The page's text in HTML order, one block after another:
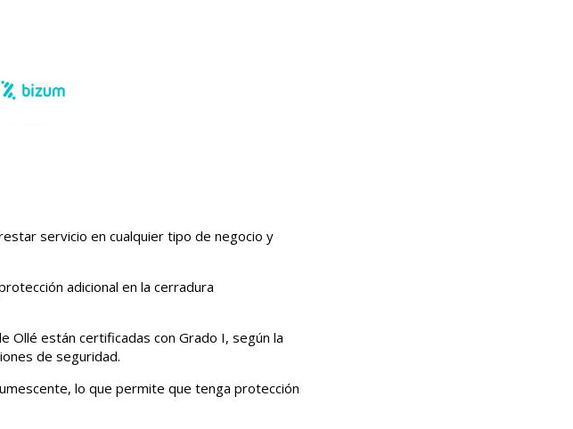
servicio en cualquier tipo de negocio y
adicional en la cerradura
Ollé están certificadas con Grado I, según la
de seguridad.
lo que permite que tenga protección